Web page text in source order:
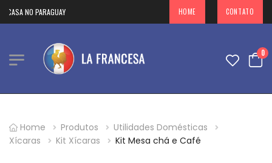
NO PARAGUAY HOME CONTATO
0
Home Produtos
Utilidades Domésticas
Xícaras
Kit Xícaras Kit Mesa chá e Café